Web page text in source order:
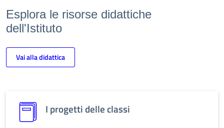
Esplora le risorse didattiche
dell'Istituto
Vai alla didattica
I progetti delle classi